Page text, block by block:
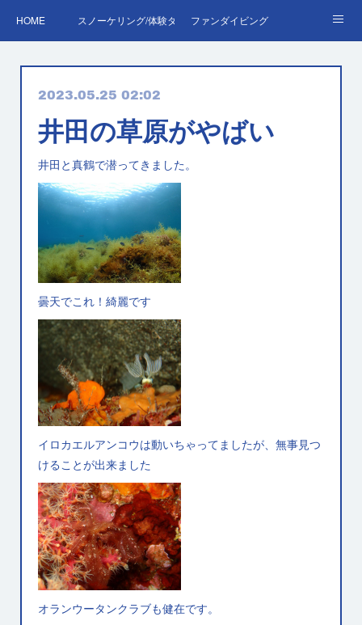
HOME スノーケリング/体験ダイビングファンダイビング
ダイビング・スキルアップレッスン｜プールで安心練習
AOW
プロへの第一歩！ダイブマスターご予約・お問い合わせ
2023.05.25 02:02
井田の草原がやばい
井田と真鶴で潜ってきました。
曇天でこれ！綺麗です
イロカエルアンコウは動いちゃってましたが、無事見つ
けることが出来ました
オランウータンクラブも健在です。